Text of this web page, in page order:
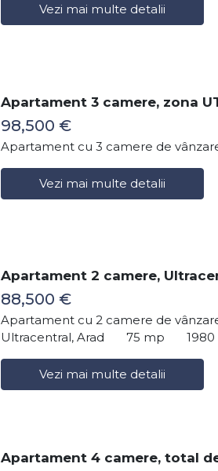
Vezi mai multe detalii
Apartament 3 camere, zona
98,500 €
Apartament cu 3 camere de
Vezi mai multe detalii
Apartament 2 camere,
88,500 €
Apartament cu 2 camere de
Ultracentral, Arad
75 mp 1980
Vezi mai multe detalii
Apartament 4 camere, total